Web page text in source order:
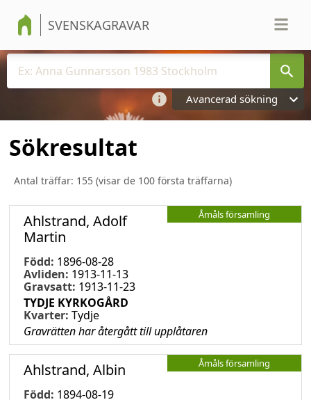
SVENSKAGRAVAR
Avancerad sökning
Sökresultat
Antal träffar: 155 (visar de 100 första träffarna)
Åmåls församling
Ahlstrand, Adolf
Martin
Född: 1896-08-28
Avliden: 1913-11-13
Gravsatt: 1913-11-23
TYDJE KYRKOGÅRD
Kvarter: Tydje
Gravrätten har återgått till upplåtaren
Åmåls församling
Ahlstrand, Albin
Född: 1894-08-19